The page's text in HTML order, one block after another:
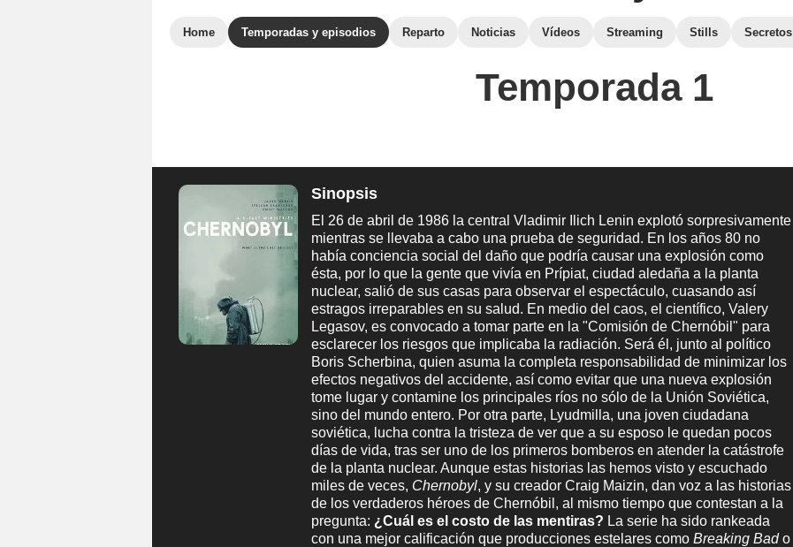
Home Temporadas y episodios Reparto Noticias Vídeos Streaming Stills Secretos
Temporada 1
Sinopsis
El 26 de abril de 1986 la central Vladimir Ilich Lenin explotó sorpresivamente
mientras se llevaba a cabo una prueba de seguridad. En los años 80 no
había conciencia social del daño que podría causar una explosión como
ésta, por lo que la gente que vivía en Prípiat, ciudad aledaña a la planta
nuclear, salió de sus casas para observar el espectáculo, cuasando así
estragos irreparables en su salud. En medio del caos, el científico, Valery
Legasov, es convocado a tomar parte en la "Comisión de Chernóbil" para
esclarecer los riesgos que implicaba la radiación. Será él, junto al político
Boris Scherbina, quien asuma la completa responsabilidad de minimizar los
efectos negativos del accidente, así como evitar que una nueva explosión
tome lugar y contamine los principales ríos no sólo de la Unión Soviética,
sino del mundo entero. Por otra parte, Lyudmilla, una joven ciudadana
soviética, lucha contra la tristeza de ver que a su esposo le quedan pocos
días de vida, tras ser uno de los primeros bomberos en atender la catástrofe
de la planta nuclear. Aunque estas historias las hemos visto y escuchado
miles de veces, Chernobyl, y su creador Craig Maizin, dan voz a las historias
de los verdaderos héroes de Chernóbil, al mismo tiempo que contestan a la
pregunta: ¿Cuál es el costo de las mentiras? La serie ha sido rankeada
con una mejor calificación que producciones estelares como Breaking Bado